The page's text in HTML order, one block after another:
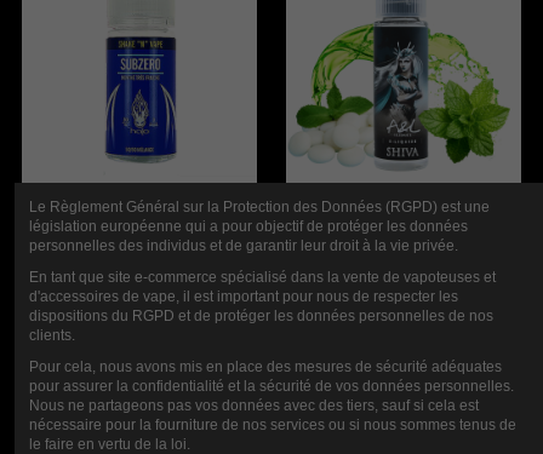
E-LIQUID SUB-ZERO 50 ML HALO
19,90 €
SHIVA 50ML E-LIQUID - ULTIMATE
18,00 €
Le Règlement Général sur la Protection des Données (RGPD) est une
législation européenne qui a pour objectif de protéger les données
personnelles des individus et de garantir leur droit à la vie privée.
En tant que site e-commerce spécialisé dans la vente de vapoteuses et
d'accessoires de vape, il est important pour nous de respecter les
dispositions du RGPD et de protéger les données personnelles de nos
clients.
Pour cela, nous avons mis en place des mesures de sécurité adéquates
pour assurer la confidentialité et la sécurité de vos données personnelles.
Nous ne partageons pas vos données avec des tiers, sauf si cela est
nécessaire pour la fourniture de nos services ou si nous sommes tenus de
le faire en vertu de la loi.